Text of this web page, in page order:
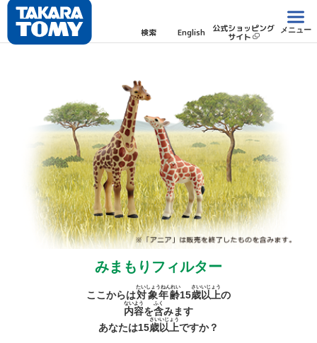
検索 English 公式ショッピング
サイト
メニュー
みまもりフィルター
ここからは対象年齢
たいしょうねんれい
15歳
さい
以上
いじょう
の
内容
ないよう
を含
ふく
みます
あなたは15歳
さい
以上
いじょう
ですか？